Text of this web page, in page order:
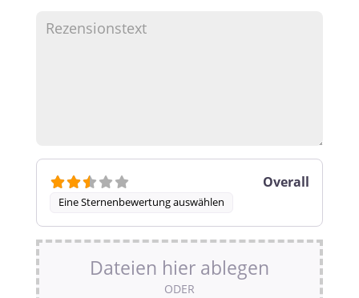
Eine Sternenbewertung auswählen
Overall
Dateien hier ablegen
ODER